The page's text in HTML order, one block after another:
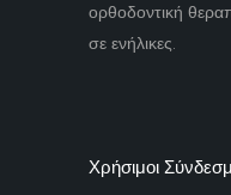
ορθοδοντική
σε ενήλικες.
Χρήσιμοι